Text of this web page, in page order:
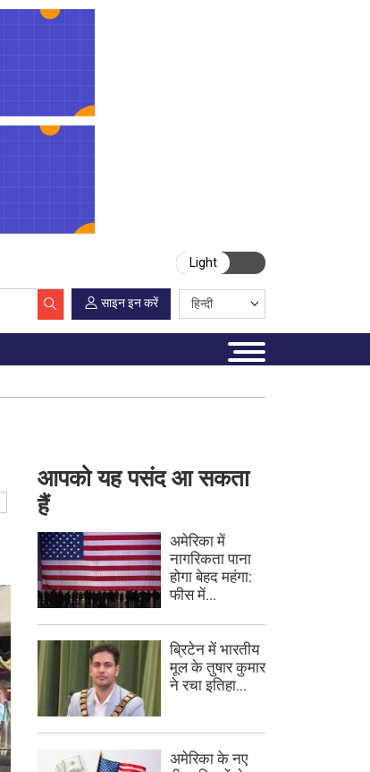
Light
साइन इन करें
आपको यह पसंद आ सकता
हैं
अमेरिका में
नागरिकता पाना
होगा बेहद महंगा:
फीस में...
ब्रिटेन में भारतीय
मूल के तुषार कुमार
ने रचा इतिहा...
अमेरिका के नए